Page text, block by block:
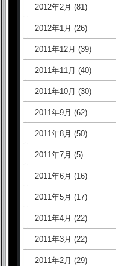
2012年2月 (81)
2012年1月 (26)
2011年12月 (39)
2011年11月 (40)
2011年10月 (30)
2011年9月 (62)
2011年8月 (50)
2011年7月 (5)
2011年6月 (16)
2011年5月 (17)
2011年4月 (22)
2011年3月 (22)
2011年2月 (29)